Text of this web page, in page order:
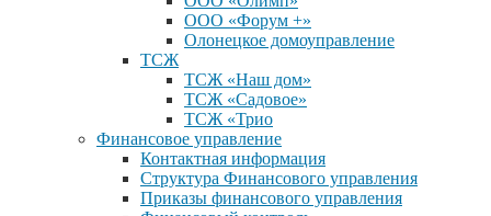
ООО «Форум +»
Олонецкое домоуправление
ТСЖ
ТСЖ «Наш дом»
ТСЖ «Садовое»
ТСЖ «Трио
Финансовое управление
Контактная информация
Структура Финансового управления
Приказы финансового управления